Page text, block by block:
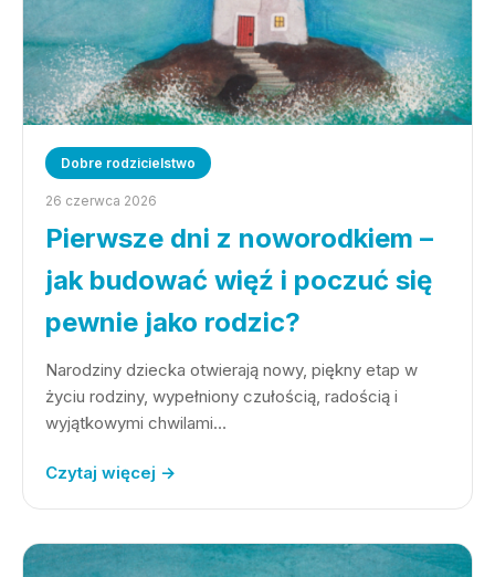
Dobre rodzicielstwo
26 czerwca 2026
Pierwsze dni z noworodkiem –
jak budować więź i poczuć się
pewnie jako rodzic?
Narodziny dziecka otwierają nowy, piękny etap w
życiu rodziny, wypełniony czułością, radością i
wyjątkowymi chwilami…
Czytaj więcej →